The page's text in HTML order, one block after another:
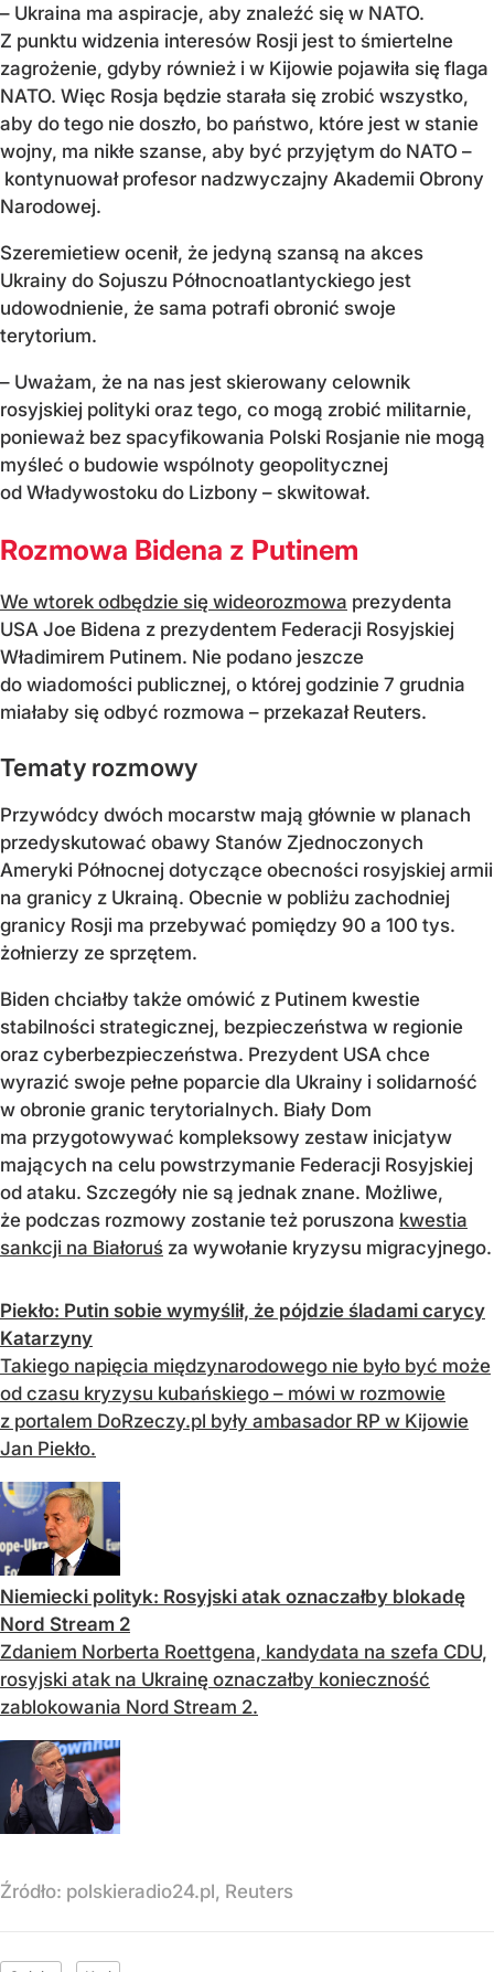
– Ukraina ma aspiracje, aby znaleźć się w NATO.
Z punktu widzenia interesów Rosji jest to śmiertelne
zagrożenie, gdyby również i w Kijowie pojawiła się flaga
NATO. Więc Rosja będzie starała się zrobić wszystko,
aby do tego nie doszło, bo państwo, które jest w stanie
wojny, ma nikłe szanse, aby być przyjętym do NATO –
kontynuował profesor nadzwyczajny Akademii Obrony
Narodowej.
Szeremietiew ocenił, że jedyną szansą na akces
Ukrainy do Sojuszu Północnoatlantyckiego jest
udowodnienie, że sama potrafi obronić swoje
terytorium.
– Uważam, że na nas jest skierowany celownik
rosyjskiej polityki oraz tego, co mogą zrobić militarnie,
ponieważ bez spacyfikowania Polski Rosjanie nie mogą
myśleć o budowie wspólnoty geopolitycznej
od Władywostoku do Lizbony – skwitował.
Rozmowa Bidena z Putinem
We wtorek odbędzie się wideorozmowa prezydenta
USA Joe Bidena z prezydentem Federacji Rosyjskiej
Władimirem Putinem. Nie podano jeszcze
do wiadomości publicznej, o której godzinie 7 grudnia
miałaby się odbyć rozmowa – przekazał Reuters.
Tematy rozmowy
Przywódcy dwóch mocarstw mają głównie w planach
przedyskutować obawy Stanów Zjednoczonych
Ameryki Północnej dotyczące obecności rosyjskiej armii
na granicy z Ukrainą. Obecnie w pobliżu zachodniej
granicy Rosji ma przebywać pomiędzy 90 a 100 tys.
żołnierzy ze sprzętem.
Biden chciałby także omówić z Putinem kwestie
stabilności strategicznej, bezpieczeństwa w regionie
oraz cyberbezpieczeństwa. Prezydent USA chce
wyrazić swoje pełne poparcie dla Ukrainy i solidarność
w obronie granic terytorialnych. Biały Dom
ma przygotowywać kompleksowy zestaw inicjatyw
mających na celu powstrzymanie Federacji Rosyjskiej
od ataku. Szczegóły nie są jednak znane. Możliwe,
że podczas rozmowy zostanie też poruszona kwestia
sankcji na Białoruś za wywołanie kryzysu migracyjnego.
Piekło: Putin sobie wymyślił, że pójdzie śladami carycy
Katarzyny
Takiego napięcia międzynarodowego nie było być może
od czasu kryzysu kubańskiego – mówi w rozmowie
z portalem DoRzeczy.pl były ambasador RP w Kijowie
Jan Piekło.
Niemiecki polityk: Rosyjski atak oznaczałby blokadę
Nord Stream 2
Zdaniem Norberta Roettgena, kandydata na szefa CDU,
rosyjski atak na Ukrainę oznaczałby konieczność
zablokowania Nord Stream 2.
Źródło: polskieradio24.pl, Reuters